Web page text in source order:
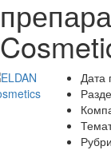
Дата